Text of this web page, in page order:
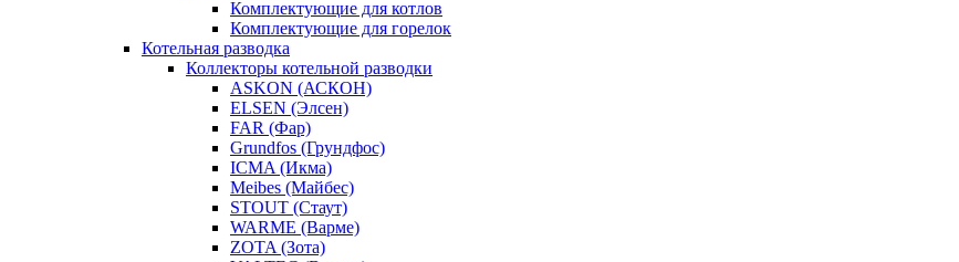
Комплектующие для котлов
Комплектующие для горелок
Котельная разводка
Коллекторы котельной разводки
ASKON (АСКОН)
ELSEN (Элсен)
FAR (Фар)
Grundfos (Грундфос)
ICMA (Икма)
Meibes (Майбес)
STOUT (Стаут)
WARME (Варме)
ZOTA (Зота)